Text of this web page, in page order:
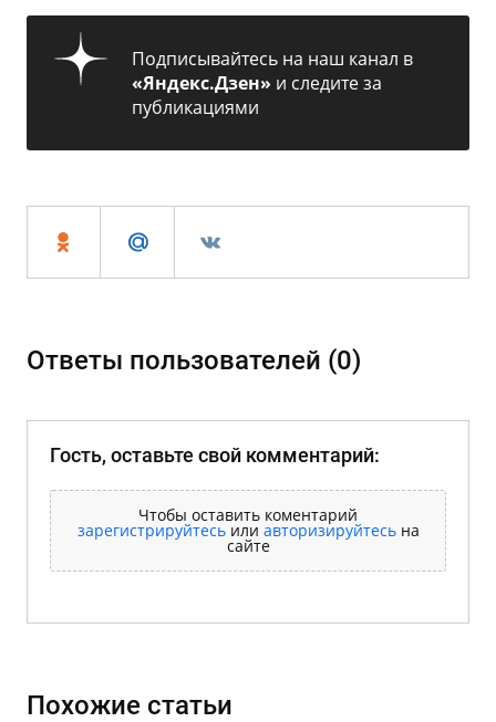
Подписывайтесь на наш канал в
«Яндекс.Дзен» и следите за
публикациями
Ответы пользователей (0)
Гость, оставьте свой комментарий:
Чтобы оставить коментарий
зарегистрируйтесьили авторизируйтесьна
сайте
Похожие статьи